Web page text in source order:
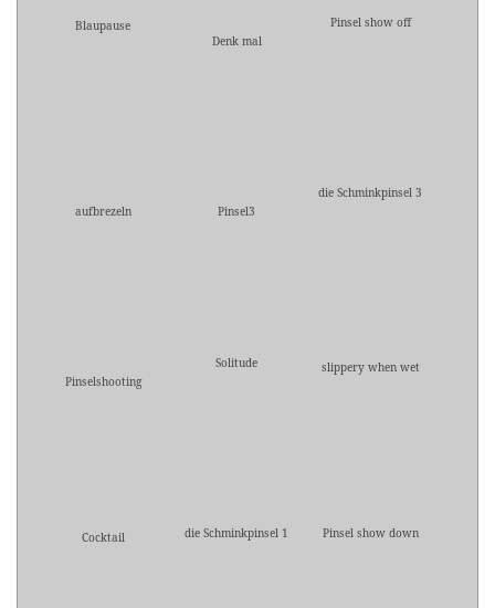
Blaupause
Denk mal
Pinsel show off
aufbrezeln Pinsel3
die Schminkpinsel 3
Pinselshooting
Solitude slippery when wet
Cocktail die Schminkpinsel 1 Pinsel show down